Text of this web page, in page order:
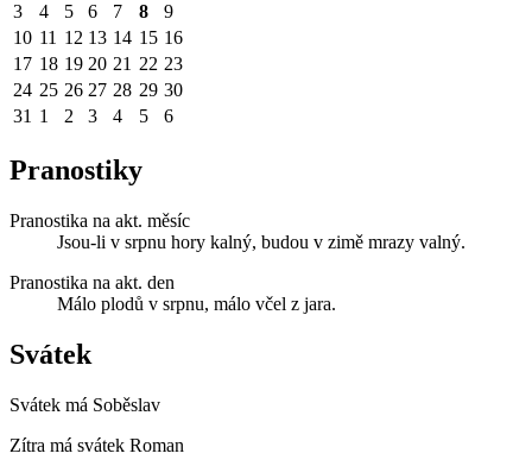
3
4 5 6 7 8
9
10 11 12 13 14 15 16
17 18 19 20 21 22 23
24 25 26 27 28 29 30
31 1 2 3 4 5 6
Pranostiky
Pranostika na akt. měsíc
Jsou-li v srpnu hory kalný, budou v zimě mrazy valný.
Pranostika na akt. den
Málo plodů v srpnu, málo včel z jara.
Svátek
Svátek má Soběslav
Zítra má svátek Roman